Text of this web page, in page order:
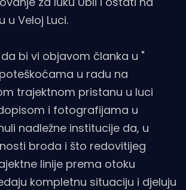
u Veloj Luci.
bi vi objavom članka u "
poteškoćama u radu na
trajektnom pristanu u luci
i fotografijama u
nadležne institucije da, u
broda i što redovitijeg
linije prema otoku
kompletnu situaciju i djeluju